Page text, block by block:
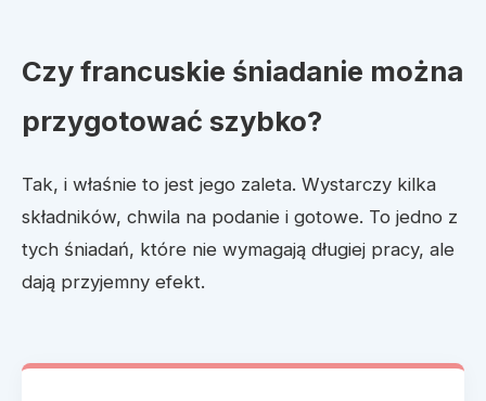
Czy francuskie śniadanie można
przygotować szybko?
Tak, i właśnie to jest jego zaleta. Wystarczy kilka
składników, chwila na podanie i gotowe. To jedno z
tych śniadań, które nie wymagają długiej pracy, ale
dają przyjemny efekt.